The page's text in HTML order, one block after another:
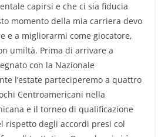
capirsi e che ci sia fiducia
momento della mia carriera devo
e a migliorarmi come giocatore,
umiltà. Prima di arrivare a
con la Nazionale
l’estate parteciperemo a quattro
Centroamericani nella
e il torneo di qualificazione
rispetto degli accordi presi col